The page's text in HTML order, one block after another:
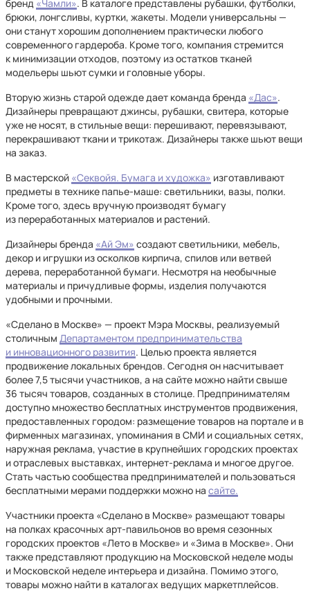
бренд «Чамли». В каталоге представлены рубашки, футболки,
брюки, лонгсливы, куртки, жакеты. Модели универсальны —
они станут хорошим дополнением практически любого
современного гардероба. Кроме того, компания стремится
к минимизации отходов, поэтому из остатков тканей
модельеры шьют сумки и головные уборы.
Вторую жизнь старой одежде дает команда бренда «Дас».
Дизайнеры превращают джинсы, рубашки, свитера, которые
уже не носят, в стильные вещи: перешивают, перевязывают,
перекрашивают ткани и трикотаж. Дизайнеры также шьют вещи
на заказ.
В мастерской «Секвойя. Бумага и художка» изготавливают
предметы в технике папье-маше: светильники, вазы, полки.
Кроме того, здесь вручную производят бумагу
из переработанных материалов и растений.
Дизайнеры бренда «Ай Эм» создают светильники, мебель,
декор и игрушки из осколков кирпича, спилов или ветвей
дерева, переработанной бумаги. Несмотря на необычные
материалы и причудливые формы, изделия получаются
удобными и прочными.
«Сделано в Москве» — проект Мэра Москвы, реализуемый
столичным Департаментом предпринимательства
и инновационного развития. Целью проекта является
продвижение локальных брендов. Сегодня он насчитывает
более 7,5 тысячи участников, а на сайте можно найти свыше
36 тысяч товаров, созданных в столице. Предпринимателям
доступно множество бесплатных инструментов продвижения,
предоставленных городом: размещение товаров на портале и в
фирменных магазинах, упоминания в СМИ и социальных сетях,
наружная реклама, участие в крупнейших городских проектах
и отраслевых выставках, интернет-реклама и многое другое.
Стать частью сообщества предпринимателей и пользоваться
бесплатными мерами поддержки можно на сайте.
Участники проекта «Сделано в Москве» размещают товары
на полках красочных арт-павильонов во время сезонных
городских проектов «Лето в Москве» и «Зима в Москве». Они
также представляют продукцию на Московской неделе моды
и Московской неделе интерьера и дизайна. Помимо этого,
товары можно найти в каталогах ведущих маркетплейсов.